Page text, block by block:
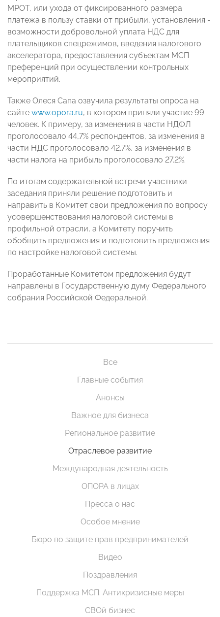
МРОТ, или ухода от фиксированного размера
платежа в пользу ставки от прибыли, установления -
возможности добровольной уплата НДС для
плательщиков спецрежимов, введения налогового
акселератора, предоставления субъектам МСП
преференций при осуществлении контрольных
мероприятий.
Также Олеся Сапа озвучила результаты опроса на
сайте www.opora.ru, в котором приняли участие 99
человек. К примеру, за изменения в части НДФЛ
проголосовало 44,7% респондентов, за изменения в
части НДС проголосовало 42.7%, за изменения в
части налога на прибыль проголосовало 27.2%.
По итогам содержательной встречи участники
заседания приняли решение подготовить и
направить в Комитет свои предложения по вопросу
усовершенствования налоговой системы в
профильной отрасли, а Комитету поручить
обобщить предложения и подготовить предложения
по настройке налоговой системы.
Проработанные Комитетом предложения будут
направлены в Государственную думу Федерального
собрания Российской Федеральной.
Все
Главные события
Анонсы
Важное для бизнеса
Региональное развитие
Отраслевое развитие
Международная деятельность
ОПОРА в лицах
Пресса о нас
Особое мнение
Бюро по защите прав предпринимателей
Видео
Поздравления
Поддержка МСП. Антикризисные меры
СВОй бизнес